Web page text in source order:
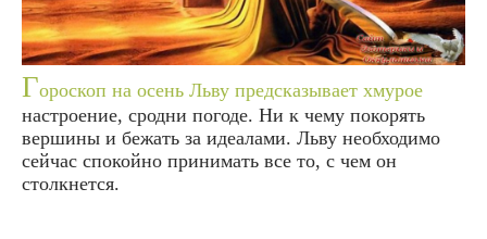
Гороскоп на осень Льву предсказывает хмурое
настроение, сродни погоде. Ни к чему покорять
вершины и бежать за идеалами. Льву необходимо
сейчас спокойно принимать все то, с чем он
столкнется.